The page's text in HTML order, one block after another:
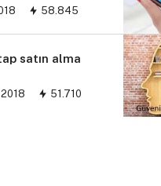
58.845
satın alma
51.710